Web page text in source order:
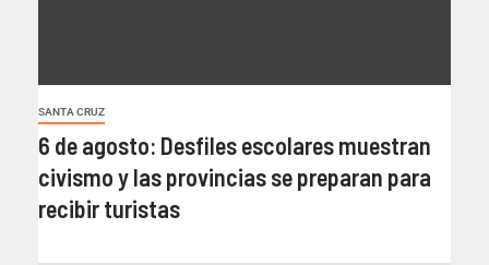
SANTA CRUZ
6 de agosto: Desfiles escolares muestran
civismo y las provincias se preparan para
recibir turistas